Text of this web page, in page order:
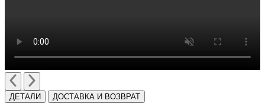
ДЕТАЛИ ДОСТАВКА И ВОЗВРАТ